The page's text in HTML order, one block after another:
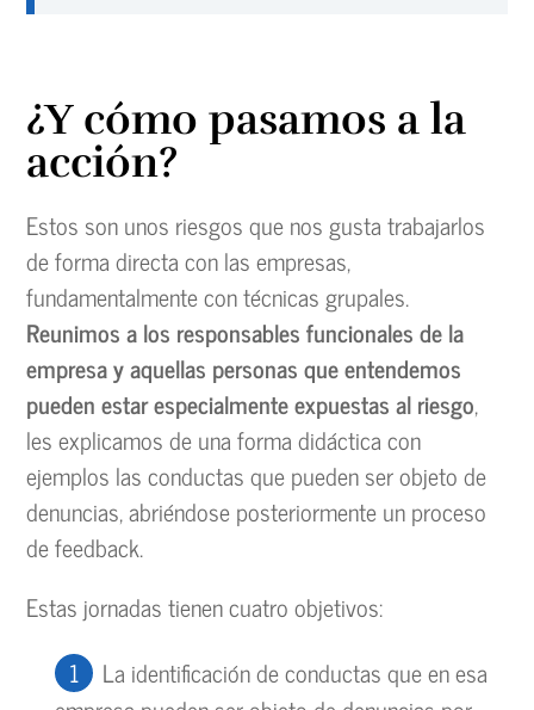
¿Y cómo pasamos a la
acción?
Estos son unos riesgos que nos gusta trabajarlos
de forma directa con las empresas,
fundamentalmente con técnicas grupales.
Reunimos a los responsables funcionales de la
empresa y aquellas personas que entendemos
pueden estar especialmente expuestas al riesgo,
les explicamos de una forma didáctica con
ejemplos las conductas que pueden ser objeto de
denuncias, abriéndose posteriormente un proceso
de feedback.
Estas jornadas tienen cuatro objetivos:
La identificación de conductas que en esa